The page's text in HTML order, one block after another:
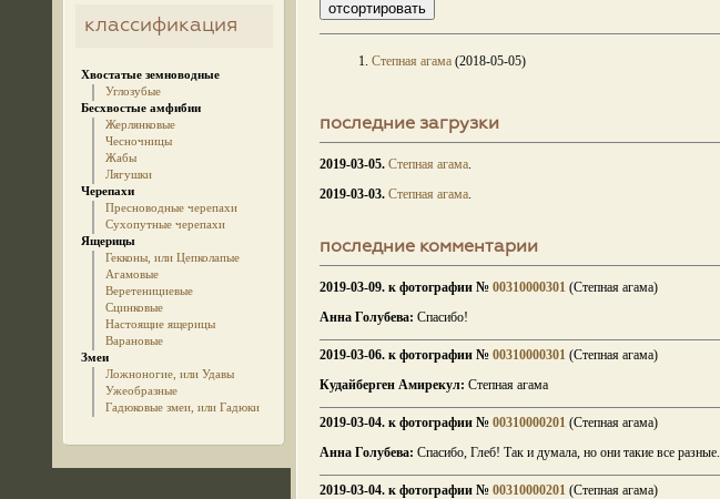
классификация
Хвостатые земноводные
Углозубые
Бесхвостые амфибии
Жерлянковые
Чесночницы
Жабы
Лягушки
Черепахи
Пресноводные черепахи
Сухопутные черепахи
Ящерицы
Гекконы, или Цепколапые
Агамовые
Веретенициевые
Сцинковые
Настоящие ящерицы
Варановые
Змеи
Ложноногие, или Удавы
Ужеобразные
Гадюковые змеи, или Гадюки
1. Степная агама(2018-05-05)
последние загрузки
2019-03-05. Степная агама.
2019-03-03. Степная агама.
последние комментарии
2019-03-09. к фотографии № 00310000301 (Степная агама)
Анна Голубева: Спасибо!
2019-03-06. к фотографии № 00310000301 (Степная агама)
Кудайберген Амирекул: Степная агама
2019-03-04. к фотографии № 00310000201 (Степная агама)
Анна Голубева: Спасибо, Глеб! Так и думала, но они такие все разные.
2019-03-04. к фотографии № 00310000201 (Степная агама)